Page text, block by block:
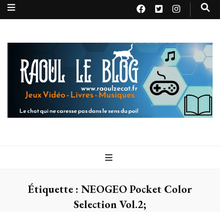
Raoul le
blog
Étiquette : NEOGEO Pocket Color
Selection Vol.2;